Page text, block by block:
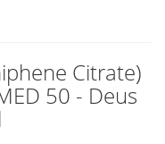
Citrate)
50 - Deus